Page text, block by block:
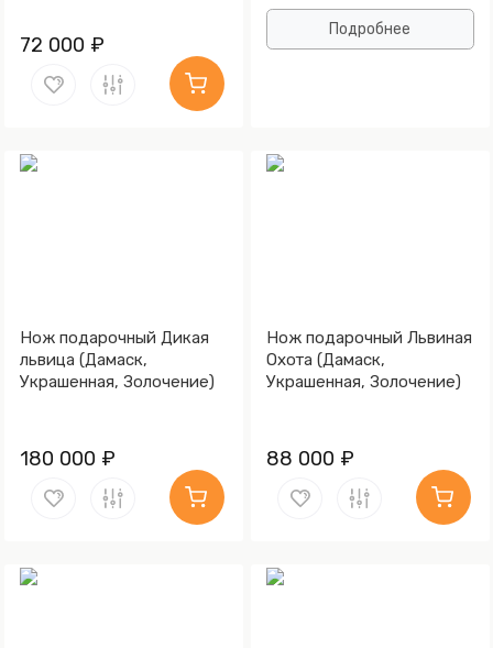
72 000 ₽
Литьё, Золочение)
Подробнее
Нож подарочный Дикая
львица (Дамаск,
Украшенная, Золочение)
180 000 ₽
Нож подарочный Львиная
Охота (Дамаск,
Украшенная, Золочение)
88 000 ₽